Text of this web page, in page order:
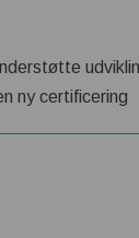
ny certificering